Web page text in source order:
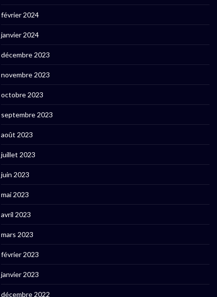
février 2024
janvier 2024
décembre 2023
novembre 2023
octobre 2023
septembre 2023
août 2023
juillet 2023
juin 2023
mai 2023
avril 2023
mars 2023
février 2023
janvier 2023
décembre 2022